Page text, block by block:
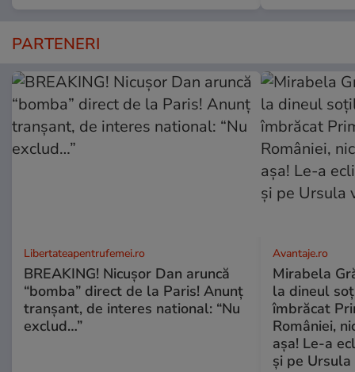
PARTENERI
Libertateapentrufemei.ro
BREAKING! Nicușor Dan aruncă
“bomba” direct de la Paris! Anunț
tranșant, de interes national: “Nu
exclud…”
Avantaje.ro
Mirabela
la dineul
îmbrăcat
României,
așa! Le-a
și pe